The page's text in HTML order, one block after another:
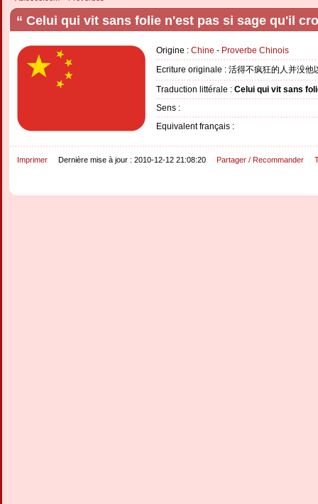
“ Celui qui vit sans folie n'est pas si sage qu'il
Origine : Chine - Proverbe Chinois
Ecriture originale : 活得不疯狂的人并没他
Traduction littérale : Celui qui vit sans
Sens :
Equivalent français :
Imprimer Dernière mise à jour : 2010-12-12 21:08:20 Partager / Recommander